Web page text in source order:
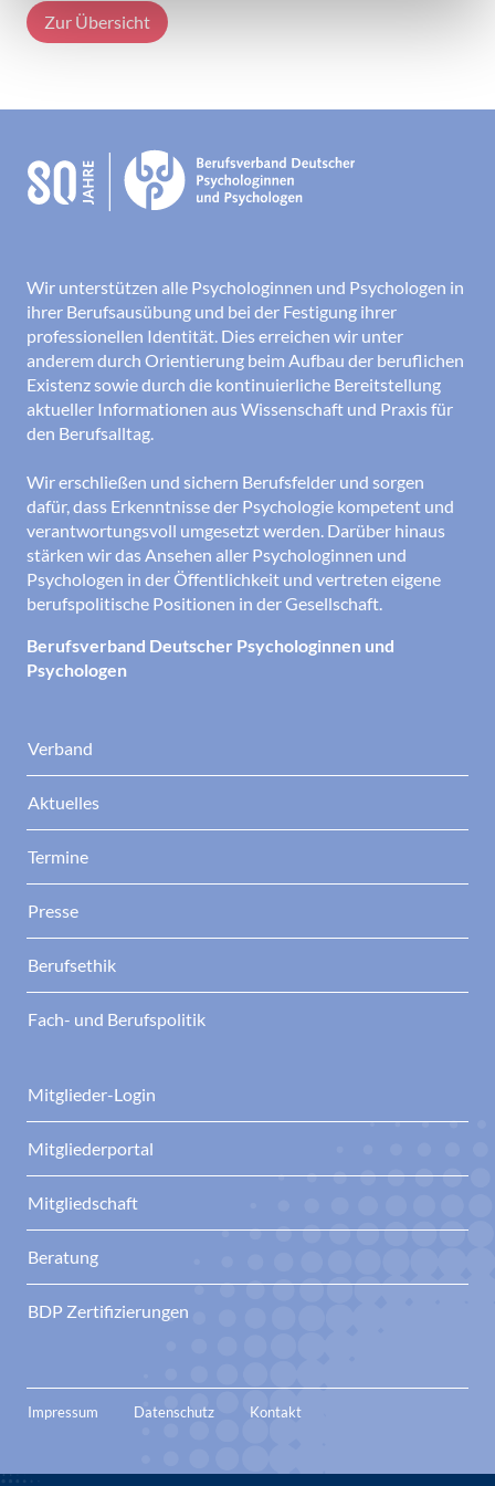
Zur Übersicht
Wir unterstützen alle Psychologinnen und Psychologen in
ihrer Berufsausübung und bei der Festigung ihrer
professionellen Identität. Dies erreichen wir unter
anderem durch Orientierung beim Aufbau der beruflichen
Existenz sowie durch die kontinuierliche Bereitstellung
aktueller Informationen aus Wissenschaft und Praxis für
den Berufsalltag.
Wir erschließen und sichern Berufsfelder und sorgen
dafür, dass Erkenntnisse der Psychologie kompetent und
verantwortungsvoll umgesetzt werden. Darüber hinaus
stärken wir das Ansehen aller Psychologinnen und
Psychologen in der Öffentlichkeit und vertreten eigene
berufspolitische Positionen in der Gesellschaft.
Berufsverband Deutscher Psychologinnen und
Psychologen
Verband
Aktuelles
Termine
Presse
Berufsethik
Fach- und Berufspolitik
Mitglieder-Login
Mitgliederportal
Mitgliedschaft
Beratung
BDP Zertifizierungen
Impressum Datenschutz Kontakt